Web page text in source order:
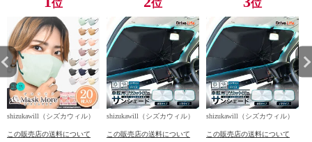
位
shizukawill（シズカウィル）
この販売店の送料について
位
shizukawill（シズカウィル）
この販売店の送料について
位
shizukawill（シズカウィル）
この販売店の送料について